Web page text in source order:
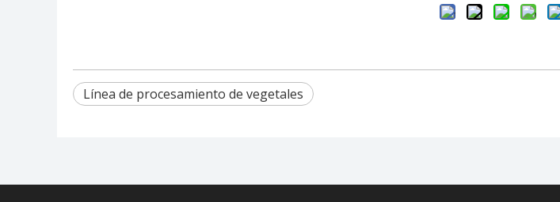
Línea de procesamiento de vegetales